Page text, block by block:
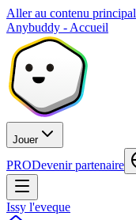
Aller au contenu principal
Anybuddy - Accueil
Jouer
PRODevenir partenaire
Issy l'eveque